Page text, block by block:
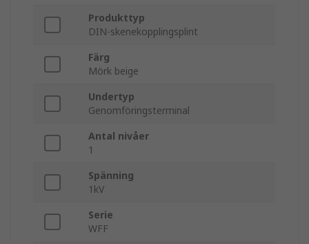
Produkttyp
DIN-skenekopplingsplint
Färg
Mörk beige
Undertyp
Genomföringsterminal
Antal nivåer
1
Spänning
1kV
Serie
WFF